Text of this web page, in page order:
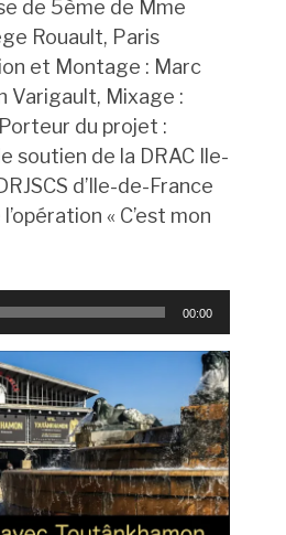
de 5ème de Mme
Rouault, Paris
et Montage : Marc
Varigault, Mixage :
du projet :
soutien de la DRAC Ile-
d’Ile-de-France
« C’est mon
00:00